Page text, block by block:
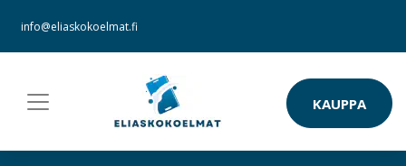
info@eliaskokoelmat.fi
KAUPPA